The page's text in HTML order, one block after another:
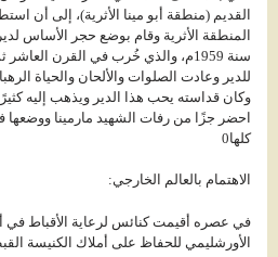
القديم (منطقة أبو مينا الأثرية)، إلى أن
المنطقة الأثرية وقام بوضع حجر الأساس
للدير وعادت الصلوات والألحان والحياة
وكان قداسته يحب هذا الدير ويذهب إليه
احضر جزًا من رفات الشهيد مارمينا ووضعها
كلها0
الاهتمام بالعالم الخارجي:
في عصره أقيمت كنائس لرعاية الأقباط في
الأورشليمي للحفاظ على أملاك الكنيسة